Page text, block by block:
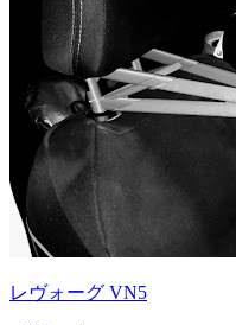
レヴォーグ VN5